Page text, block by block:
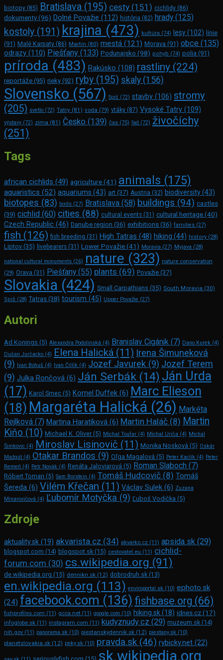
biotopy (85) Bratislava (195) cesty (151) cichlidy (86)
dokumenty (96) Dolné Považie (112) história (82) hrady (125)
kostoly (191) krajina (473) kultúra (74) lesy(102) línie
(91) Malé Karpaty (86) Martin (80) mestá (121) Morava (91) obce (135)
odrazy (110) Piešťany (133) Podunajsko (98) pohyb (74) polia (91)
príroda (483) Rakúsko (108) rastliny (224)
reportáže (95) rieky (92) ryby (195) skaly (156)
Slovensko (567) Spiš (72) stavby (106) stromy
(205) svetlo (72) Tatry (81) voda (79) vtáky (87) Vysoké Tatry (109)
výstavy (72) zima (81) Česko (139) čas (75) ľad (72) živočíchy
(251)
Tags
african cichlids (49) agriculture(41) animals (175)
aquaristics (52) aquariums (43) art (37) Austria (32) biodiversity(43)
biotopes (83) birds (27) Bratislava (58) buildings (94) castles
(39) cichlid (60) cities (88) cultural events (31) cultural heritage (40)
Czech Republic (46) Danube region (36) exhibitions (36) families (27)
fish (126) fish breeding (31) High Tatras (48) hiking (44) history (28)
Liptov (35) livebearers (31) Lower Považie(41) Moravia (27) Myjava (28)
national cultural monuments (26) nature (323) nature conservation
(29) Orava (31) Piešťany (55) plants (69) Považie (37)
Slovakia (424) Small Carpathians (35) South Moravia (30)
Spiš (28) Tatras (38) tourism (45) Upper Považie (27)
Autori
Ad Konings (5) Alexandra Podolinská (4) Branislav Cigánik (7) Dano Kurek (4)
Dušan Jurčacko (4) Elena Halická (11) Irena Šimuneková
(9) Ivan Bohuš (4) Ivan Čillík (4) Jozef Javurek (9) Jozef Terem
(9) Julka Rončová (6) Ján Serbák (14) Ján Urda
(17) Karol Srnec (5) Kornel Duffek (6) Marc Elie­son
(18) Margaréta Halická (26) Markéta
Rejlková (7) Martina Haratíková (6) Martin Haláč (8) Martin
Kiňo (10) Michael K. Oliver (5) Michal Toufar (4) Michal Uriča (4) Michal
Šimkovic (4) Miroslav Lisinovič (11) Monika Nosková (5) Oskár
Mažgút (4) Otakar Brandos (9) Oľga Magalová (5) Peter Kaclík (4) Peter
Remeň (4) Petr Novák (4) Renáta Jaloviarová (5) Roman Slaboch (7)
Róbert Toman (5) Sam Bors­tein (4) Tomáš Hudcovič (8) Tomáš
Šereda (6) Vilém Křečan (11) Václav Sulek (6) Zuzana
Minarovičová (4) Ľubomír Motyčka (9) Ľuboš Vodička (5)
Zdroje
aktuality.sk (19) akvarista.cz (34) akvarko.cz (11) apsida.sk (29)
blogspot.com (14) blogspot.sk (15) cestovatel.eu (11) cichlid-
forum.com (30) cs.wikipedia.org (91)
de.wikipedia.org (15) dennikn.sk (12) dobrodruh.sk (13)
en.wikipedia.org (113) enviroportal.sk (10) ephoto.sk
(24) facebook.com (136) fishbase.org (66)
fishprofiles.com (11) gcca.net (11) google.com (10) hiking.sk(18) idnes.cz(17)
infoglobe.sk (11) instagram.com (11) kudyznudy.cz (29) muzeum.sk (14)
nih.gov (11) panorama.sk (10) piestanskydennik.sk (12) piestany.sk (10)
planetslovakia.sk (12) pnky.sk (10) pravda.sk (46) rybicky.net (22)
sk.wikipedia.org